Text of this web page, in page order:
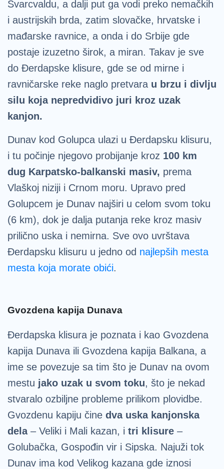
Švarcvaldu, a dalji put ga vodi preko nemačkih
i austrijskih brda, zatim slovačke, hrvatske i
mađarske ravnice, a onda i do Srbije gde
postaje izuzetno širok, a miran. Takav je sve
do Đerdapske klisure, gde se od mirne i
ravničarske reke naglo pretvara u brzu i divlju
silu koja nepredvidivo juri kroz uzak
kanjon.
Dunav kod Golupca ulazi u Đerdapsku klisuru,
i tu počinje njegovo probijanje kroz 100 km
dug Karpatsko-balkanski masiv, prema
Vlaškoj niziji i Crnom moru. Upravo pred
Golupcem je Dunav najširi u celom svom toku
(6 km), dok je dalja putanja reke kroz masiv
prilično uska i nemirna. Sve ovo uvrštava
Đerdapsku klisuru u jedno od najlepših mesta
mesta koja morate obići.
Gvozdena kapija Dunava
Đerdapska klisura je poznata i kao Gvozdena
kapija Dunava ili Gvozdena kapija Balkana, a
ime se povezuje sa tim što je Dunav na ovom
mestu jako uzak u svom toku, što je nekad
stvaralo ozbiljne probleme prilikom plovidbe.
Gvozdenu kapiju čine dva uska kanjonska
dela – Veliki i Mali kazan, i tri klisure –
Golubačka, Gospođin vir i Sipska. Najuži tok
Dunav ima kod Velikog kazana gde iznosi